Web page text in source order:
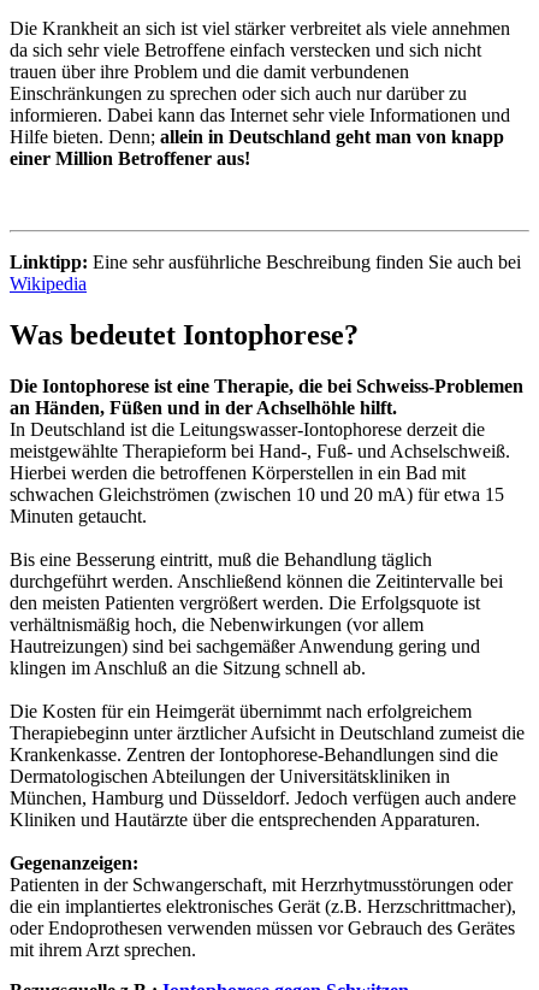
Die Krankheit an sich ist viel stärker verbreitet als viele annehmen
da sich sehr viele Betroffene einfach verstecken und sich nicht
trauen über ihre Problem und die damit verbundenen
Einschränkungen zu sprechen oder sich auch nur darüber zu
informieren. Dabei kann das Internet sehr viele Informationen und
Hilfe bieten. Denn; allein in Deutschland geht man von knapp
einer Million Betroffener aus!
Linktipp: Eine sehr ausführliche Beschreibung finden Sie auch bei
Wikipedia
Was bedeutet Iontophorese?
Die Iontophorese ist eine Therapie, die bei Schweiss-Problemen
an Händen, Füßen und in der Achselhöhle hilft.
In Deutschland ist die Leitungswasser-Iontophorese derzeit die
meistgewählte Therapieform bei Hand-, Fuß- und Achselschweiß.
Hierbei werden die betroffenen Körperstellen in ein Bad mit
schwachen Gleichströmen (zwischen 10 und 20 mA) für etwa 15
Minuten getaucht.
Bis eine Besserung eintritt, muß die Behandlung täglich
durchgeführt werden. Anschließend können die Zeitintervalle bei
den meisten Patienten vergrößert werden. Die Erfolgsquote ist
verhältnismäßig hoch, die Nebenwirkungen (vor allem
Hautreizungen) sind bei sachgemäßer Anwendung gering und
klingen im Anschluß an die Sitzung schnell ab.
Die Kosten für ein Heimgerät übernimmt nach erfolgreichem
Therapiebeginn unter ärztlicher Aufsicht in Deutschland zumeist die
Krankenkasse. Zentren der Iontophorese-Behandlungen sind die
Dermatologischen Abteilungen der Universitätskliniken in
München, Hamburg und Düsseldorf. Jedoch verfügen auch andere
Kliniken und Hautärzte über die entsprechenden Apparaturen.
Gegenanzeigen:
Patienten in der Schwangerschaft, mit Herzrhytmusstörungen oder
die ein implantiertes elektronisches Gerät (z.B. Herzschrittmacher),
oder Endoprothesen verwenden müssen vor Gebrauch des Gerätes
mit ihrem Arzt sprechen.